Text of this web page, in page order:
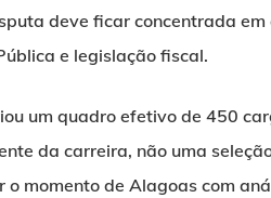
deve ficar concentrada
e legislação fiscal.
um quadro efetivo de 450
da carreira, não uma
momento de Alagoas com